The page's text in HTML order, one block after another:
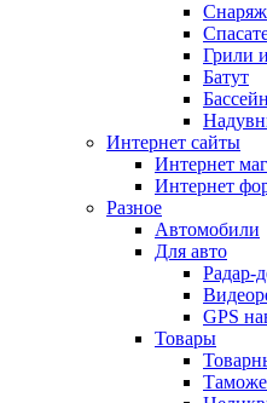
Грили
Батут
Интернет сайты
Интернет
Интернет
Разное
Автомобили
Для авто
Радар-
GPS
Товары